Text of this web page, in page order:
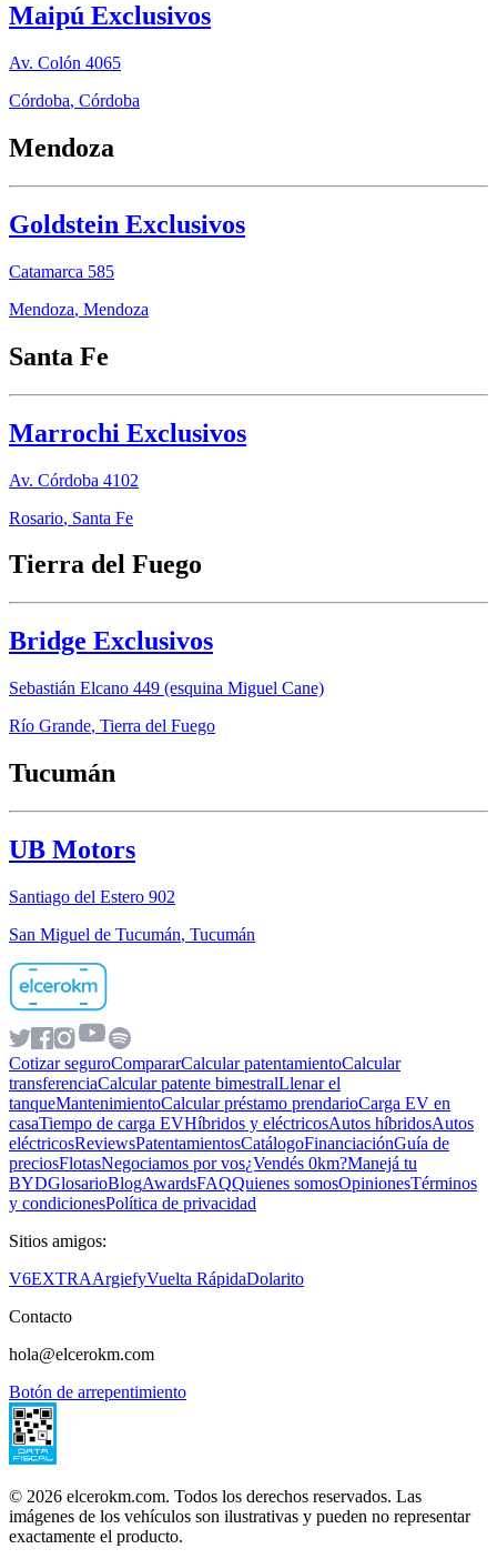
Maipú Exclusivos
Av. Colón 4065
Córdoba, Córdoba
Mendoza
Goldstein Exclusivos
Catamarca 585
Mendoza, Mendoza
Santa Fe
Marrochi Exclusivos
Av. Córdoba 4102
Rosario, Santa Fe
Tierra del Fuego
Bridge Exclusivos
Sebastián Elcano 449 (esquina Miguel Cane)
Río Grande, Tierra del Fuego
Tucumán
UB Motors
Santiago del Estero 902
San Miguel de Tucumán, Tucumán
Cotizar seguroCompararCalcular patentamientoCalcular
transferenciaCalcular patente bimestralLlenar el
tanqueMantenimientoCalcular préstamo prendarioCarga EV en
casaTiempo de carga EVHíbridos y eléctricosAutos híbridosAutos
eléctricosReviewsPatentamientosCatálogoFinanciaciónGuía de
preciosFlotasNegociamos por vos¿Vendés 0km?Manejá tu
BYDGlosarioBlogAwardsFAQQuienes somosOpinionesTérminos
y condicionesPolítica de privacidad
Sitios amigos:
V6EXTRAArgiefyVuelta RápidaDolarito
Contacto
hola@elcerokm.com
Botón de arrepentimiento
© 2026 elcerokm.com. Todos los derechos reservados. Las
imágenes de los vehículos son ilustrativas y pueden no representar
exactamente el producto.